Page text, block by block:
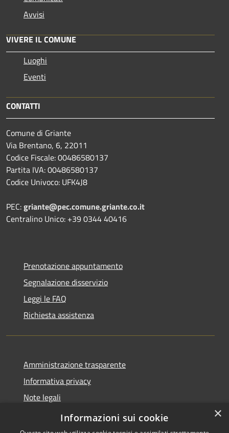
Avvisi
VIVERE IL COMUNE
Luoghi
Eventi
CONTATTI
Comune di Griante
Via Brentano, 6, 22011
Codice Fiscale: 00486580137
Partita IVA: 00486580137
Codice Univoco: UFK4J8
PEC:griante@pec.comune.griante.co.it
Centralino Unico: +39 0344 40416
Prenotazione appuntamento
Segnalazione disservizio
Leggi le FAQ
Richiesta assistenza
Amministrazione trasparente
Informativa privacy
Note legali
Dichiarazione di accessibilità
×
Informazioni sui cookie